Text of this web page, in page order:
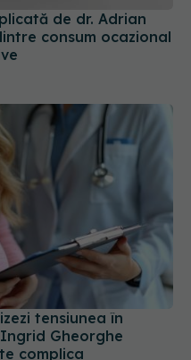
consum ocazional
Gheorghe
complica